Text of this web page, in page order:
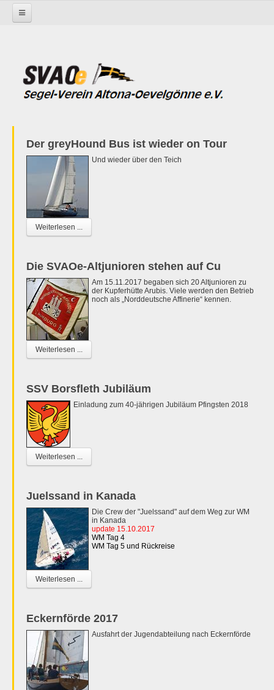
Der greyHound Bus ist wieder on Tour
Und wieder über den Teich
Weiterlesen ...
Die SVAOe-Altjunioren stehen auf Cu
Am 15.11.2017 begaben sich 20 Altjunioren zu
der Kupferhütte Arubis. Viele werden den Betrieb
noch als „Norddeutsche Affinerie“ kennen.
Weiterlesen ...
SSV Borsfleth Jubiläum
Einladung zum 40-jährigen Jubiläum Pfingsten 2018
Weiterlesen ...
Juelssand in Kanada
Die Crew der "Juelssand" auf dem Weg zur WM
in Kanada
update 15.10.2017
WM Tag 4
WM Tag 5 und Rückreise
Weiterlesen ...
Eckernförde 2017
Ausfahrt der Jugendabteilung nach Eckernförde